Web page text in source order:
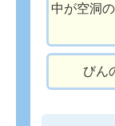
中が空洞
びん